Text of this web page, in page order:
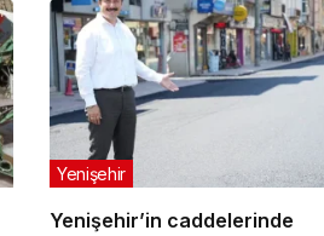
Yenişehir’in caddelerinde
Yenişehir